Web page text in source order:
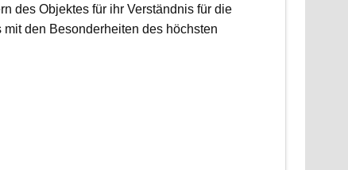
des Objektes für ihr Verständnis für die
den Besonderheiten des höchsten